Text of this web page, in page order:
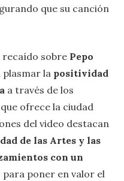
que su canción
recaído sobre Pepo
plasmar la positividad
a través de los
ofrece la ciudad
del video destacan
de las Artes y las
con un
para poner en valor el